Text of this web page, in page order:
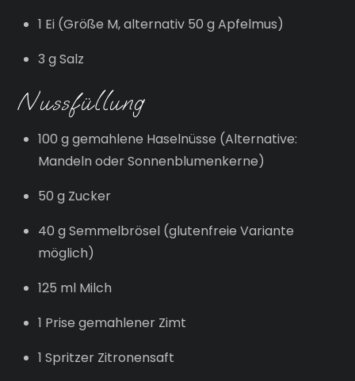
1 Ei (Größe M, alternativ 50 g Apfelmus)
3 g Salz
Nussfüllung
100 g gemahlene Haselnüsse (Alternative:
Mandeln oder Sonnenblumenkerne)
50 g Zucker
40 g Semmelbrösel (glutenfreie Variante
möglich)
125 ml Milch
1 Prise gemahlener Zimt
1 Spritzer Zitronensaft